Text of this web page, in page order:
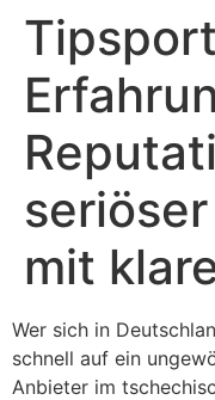
Tipsport
mit
Wer sich in
schnell auf ein
Anbieter im